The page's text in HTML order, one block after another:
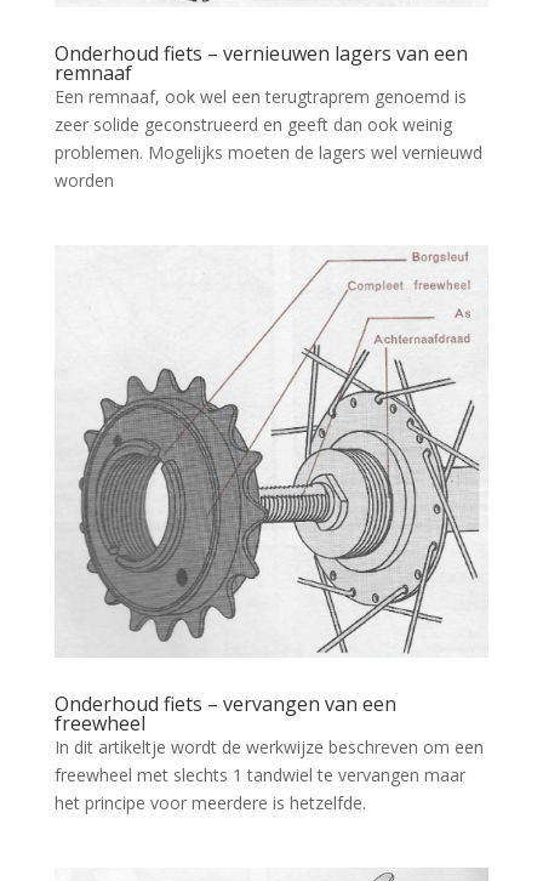
Onderhoud fiets – vernieuwen lagers van een
remnaaf
Een remnaaf, ook wel een terugtraprem genoemd is
zeer solide geconstrueerd en geeft dan ook weinig
problemen. Mogelijks moeten de lagers wel vernieuwd
worden
Onderhoud fiets – vervangen van een
freewheel
In dit artikeltje wordt de werkwijze beschreven om een
freewheel met slechts 1 tandwiel te vervangen maar
het principe voor meerdere is hetzelfde.